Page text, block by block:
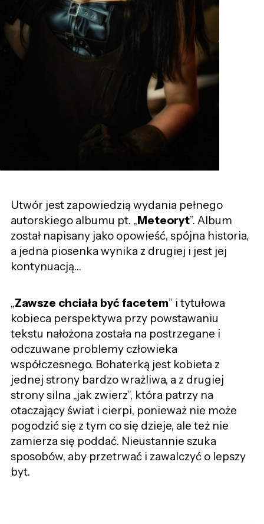
Utwór jest zapowiedzią wydania pełnego
autorskiego albumu pt. „Meteoryt”. Album
został napisany jako opowieść, spójna historia,
a jedna piosenka wynika z drugiej i jest jej
kontynuacją…
„Zawsze chciała być facetem” i tytułowa
kobieca perspektywa przy powstawaniu
tekstu nałożona została na postrzegane i
odczuwane problemy człowieka
współczesnego. Bohaterką jest kobieta z
jednej strony bardzo wrażliwa, a z drugiej
strony silna „jak zwierz”, która patrzy na
otaczający świat i cierpi, ponieważ nie może
pogodzić się z tym co się dzieje, ale też nie
zamierza się poddać. Nieustannie szuka
sposobów, aby przetrwać i zawalczyć o lepszy
byt.